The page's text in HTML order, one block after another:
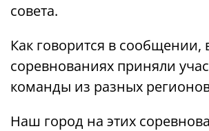
совета.
Как говорится в сообщении,
соревнованиях приняли
команды из разных
Наш город на этих